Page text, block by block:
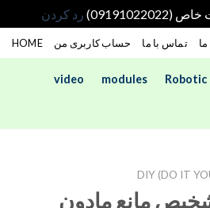
رد کردن
تماس با ما حساب کاربری من HOME
Robotic
modules
video
DIY (DO IT
مانع مادون